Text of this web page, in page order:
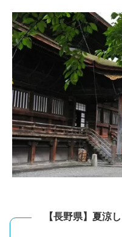
【長野県】夏涼